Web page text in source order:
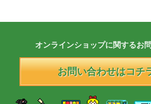
オンラインショップに関するお
お問い合わせはコチ